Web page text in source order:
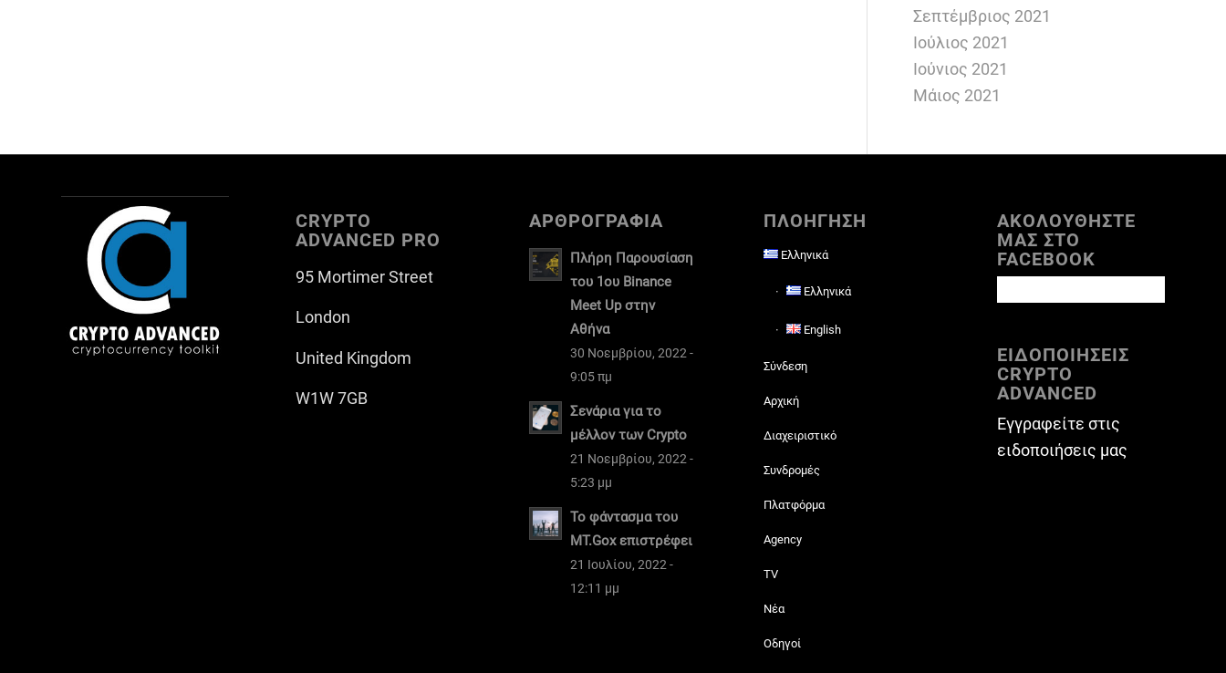
Σεπτέμβριος 2021
Ιούλιος 2021
Ιούνιος 2021
Μάιος 2021
CRYPTO
ADVANCED PRO
95 Mortimer Street
London
United Kingdom
W1W 7GB
ΑΡΘΡΟΓΡΑΦΙΑ
Πλήρη Παρουσίαση
του 1ου Binance
Meet Up στην
Αθήνα
30 Νοεμβρίου, 2022 -
9:05 πμ
Σενάρια για το
μέλλον των Crypto
21 Νοεμβρίου, 2022 -
5:23 μμ
Το φάντασμα του
MT.Gox επιστρέφει
21 Ιουλίου, 2022 -
12:11 μμ
ΠΛΟΗΓΗΣΗ
Ελληνικά
Ελληνικά
English
Σύνδεση
Αρχική
Διαχειριστικό
Συνδρομές
Πλατφόρμα
Agency
TV
Νέα
Οδηγοί
ΑΚΟΛΟΥΘΗΣΤΕ
ΜΑΣ ΣΤΟ
FACEBOOK
ΕΙΔΟΠΟΙΗΣΕΙΣ
CRYPTO
ADVANCED
Εγγραφείτε στις
ειδοποιήσεις μας